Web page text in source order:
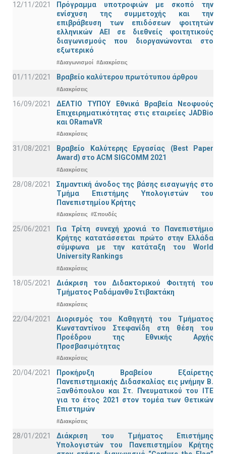
12/11/2021
Πρόγραμμα υποτροφιών με σκοπό την
ενίσχυση της συμμετοχής και την
επιβράβευση των επιδόσεων φοιτητών
ελληνικών ΑΕΙ σε διεθνείς φοιτητικούς
διαγωνισμούς που διοργανώνονται στο
εξωτερικό
#Διαγωνισμοί #Διακρίσεις
01/11/2021 Bραβείο καλύτερου πρωτότυπου άρθρου
#Διακρίσεις
16/09/2021
ΔΕΛΤΙΟ ΤΥΠΟΥ Εθνικά Βραβεία Νεοφυούς
Επιχειρηματικότητας στις εταιρείες JADBio
και ORamaVR
#Διακρίσεις
31/08/2021
Βραβείο Καλύτερης Εργασίας (Best Paper
Award) στο ACM SIGCOMM 2021
#Διακρίσεις
28/08/2021
Σημαντική άνοδος της βάσης εισαγωγής στο
Τμήμα Επιστήμης Υπολογιστών του
Πανεπιστημίου Κρήτης
#Διακρίσεις #Σπουδές
25/06/2021
Για Τρίτη συνεχή χρονιά το Πανεπιστήμιο
Κρήτης κατατάσσεται πρώτο στην Ελλάδα
σύμφωνα με την κατάταξη του World
University Rankings
#Διακρίσεις
18/05/2021
Διάκριση του Διδακτορικού Φοιτητή του
Τμήματος Ραδάμανθυ Στιβακτάκη
#Διακρίσεις
22/04/2021
Διορισμός του Καθηγητή του Τμήματος
Κωνσταντίνου Στεφανίδη στη θέση του
Προέδρου της Εθνικής Αρχής
Προσβασιμότητας
#Διακρίσεις
20/04/2021
Προκήρυξη Βραβείου Εξαίρετης
Πανεπιστημιακής Διδασκαλίας εις μνήμην Β.
Ξανθόπουλου και Στ. Πνευματικού του ΙΤΕ
για το έτος 2021 στον τομέα των Θετικών
Επιστημών
#Διακρίσεις
28/01/2021
Διάκριση του Τμήματος Επιστήμης
Υπολογιστών του Πανεπιστημίου Κρήτης